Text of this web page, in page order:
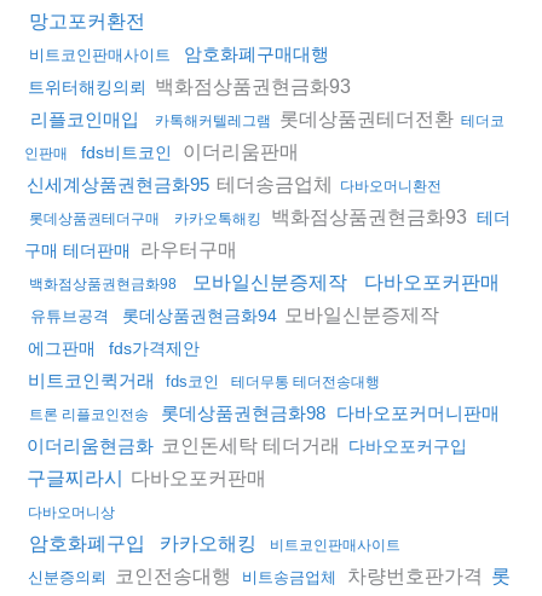
망고포커환전
비트코인판매사이트 암호화폐구매대행
트위터해킹의뢰 백화점상품권현금화93
리플코인매입 카톡해커텔레그램 롯데상품권테더전환 테더코
인판매
fds비트코인 이더리움판매
신세계상품권현금화95 테더송금업체
다바오머니환전
롯데상품권테더구매
카카오톡해킹 백화점상품권현금화93 테더
구매 테더판매
라우터구매
백화점상품권현금화98 모바일신분증제작 다바오포커판매
유튜브공격 롯데상품권현금화94 모바일신분증제작
에그판매 fds가격제안
비트코인퀵거래 fds코인
테더무통 테더전송대행
트론 리플코인전송
롯데상품권현금화98 다바오포커머니판매
이더리움현금화 코인돈세탁 테더거래 다바오포커구입
구글찌라시 다바오포커판매
다바오머니상
암호화폐구입 카카오해킹 비트코인판매사이트
신분증의뢰 코인전송대행 비트송금업체 차량번호판가격 롯